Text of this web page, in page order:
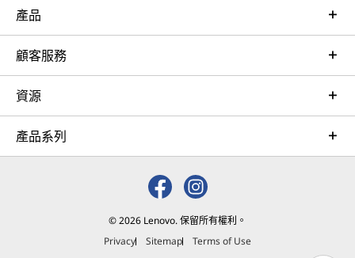
產品
顧客服務
資源
產品系列
© 2026 Lenovo. 保留所有權利。
Privacy
Sitemap Terms of Use